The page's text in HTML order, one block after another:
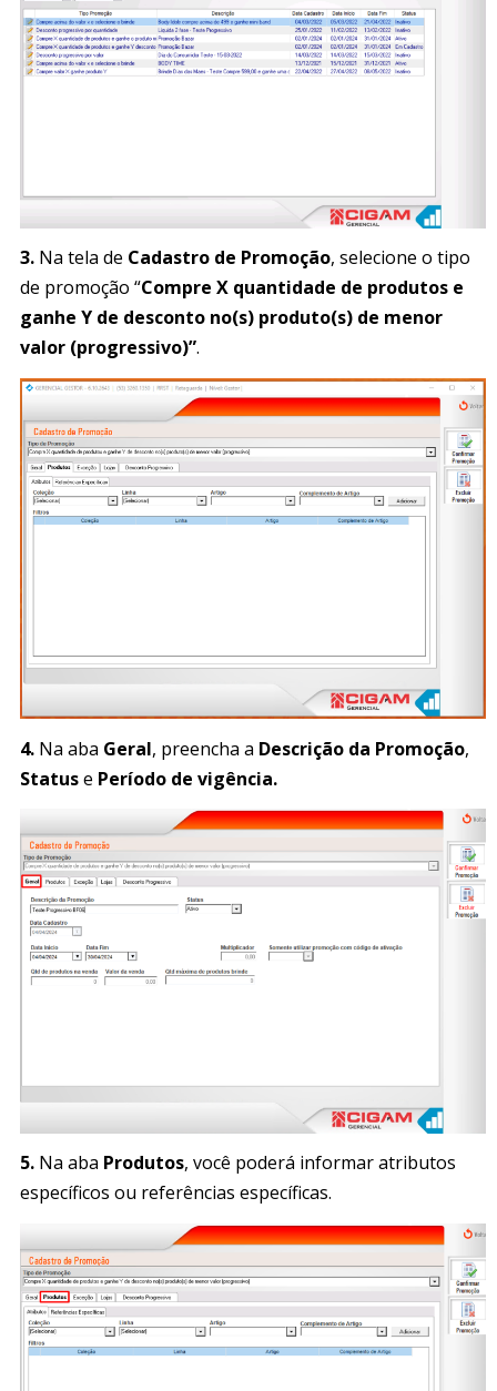
3. Na tela de Cadastro de Promoção, selecione o tipo
de promoção “Compre X quantidade de produtos e
ganhe Y de desconto no(s) produto(s) de menor
valor (progressivo)”.
4. Na aba Geral, preencha a Descrição da Promoção,
Statuse Período de vigência.
5. Na aba Produtos, você poderá informar atributos
específicos ou referências específicas.